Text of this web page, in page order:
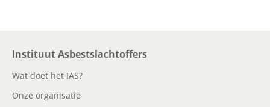
Instituut Asbestslachtoffers
Wat doet het IAS?
Onze organisatie